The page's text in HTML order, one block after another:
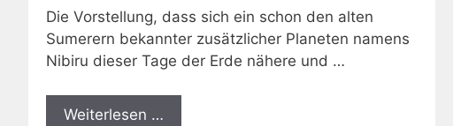
Die Vorstellung, dass sich ein schon den alten
Sumerern bekannter zusätzlicher Planeten namens
Nibiru dieser Tage der Erde nähere und …
Weiterlesen …